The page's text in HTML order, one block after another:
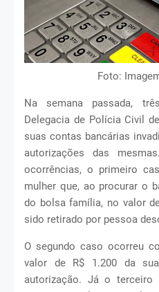
Foto:
Na semana passada,
Delegacia de Polícia Civil
suas contas bancárias
autorizações das
ocorrências, o primeiro
mulher que, ao procurar o
do bolsa família, no valor
sido retirado por pessoa
O segundo caso ocorreu
valor de R$ 1.200 da
autorização. Já o